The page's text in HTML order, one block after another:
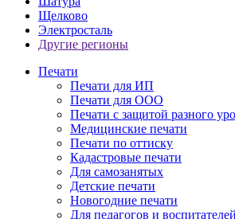
Щелково
Электросталь
Другие регионы
Печати
Печати для ИП
Печати для ООО
Печати с защитой разного
Медицинские печати
Печати по оттиску
Кадастровые печати
Для самозанятых
Детские печати
Новогодние печати
Для педагогов и воспитателей